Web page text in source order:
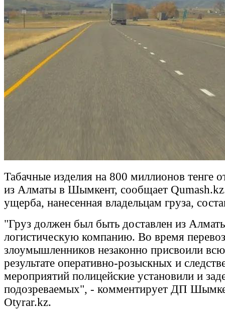
Табачные изделия на 800 миллионов тенге
из Алматы в Шымкент, сообщает
ущерба, нанесенная владельцам груза,
"Груз должен был быть доставлен из
логистическую компанию. Во время
злоумышленников незаконно присвоили
результате оперативно-розыскных и
мероприятий полицейские установили и
подозреваемых", - комментирует ДП
Otyrar.kz.